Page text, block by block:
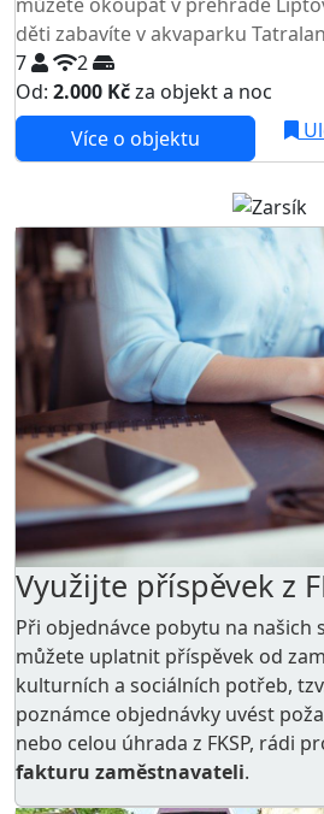
děti zabavíte v akvaparku
7
2
Od: 2.000 Kčza objekt a noc
Více o objektu
Využijte příspěvek z
Při objednávce pobytu na našich
můžete uplatnit příspěvek od
kulturních a sociálních potřeb,
poznámce objednávky uvést
nebo celou úhrada z FKSP, rádi
fakturu zaměstnavateli.